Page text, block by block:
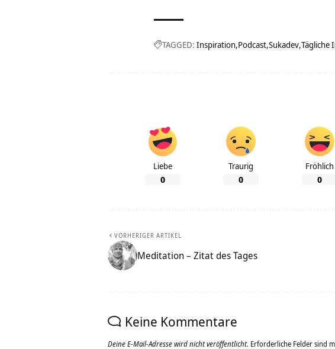
TAGGED: Inspiration Podcast Sukadev Tägliche
Liebe
0
Traurig
0
Fröhlich
0
VORHERIGER ARTIKEL
Meditation – Zitat des Tages
Keine Kommentare
Deine E-Mail-Adresse wird nicht veröffentlicht. Erforderliche Felder sind